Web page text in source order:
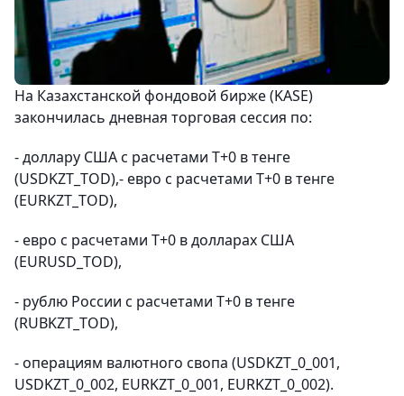
На Казахстанской фондовой бирже (KASE)
закончилась дневная торговая сессия по:
- доллару США с расчетами Т+0 в тенге
(USDKZT_TOD),- евро с расчетами Т+0 в тенге
(EURKZT_TOD),
- евро с расчетами Т+0 в долларах США
(EURUSD_TOD),
- рублю России с расчетами T+0 в тенге
(RUBKZT_TOD),
- операциям валютного свопа (USDKZT_0_001,
USDKZT_0_002, EURKZT_0_001, EURKZT_0_002).